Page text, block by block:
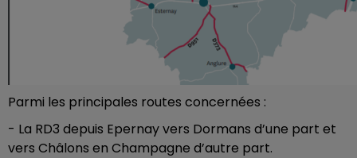
Parmi les principales routes concernées :
- La RD3 depuis Epernay vers Dormans d’une part et
vers Châlons en Champagne d’autre part.